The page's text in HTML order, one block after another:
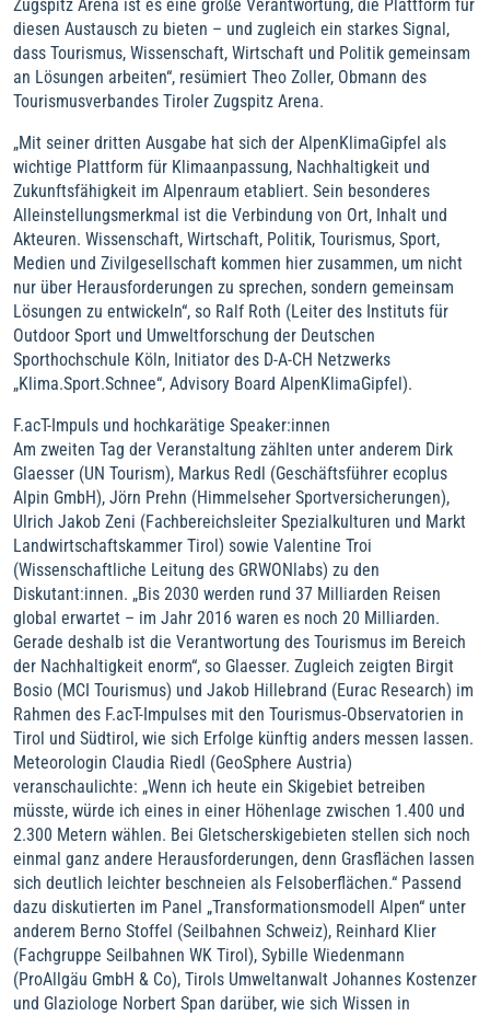
Zugspitz Arena ist es eine große Verantwortung, die Plattform für
diesen Austausch zu bieten – und zugleich ein starkes Signal,
dass Tourismus, Wissenschaft, Wirtschaft und Politik gemeinsam
an Lösungen arbeiten“, resümiert Theo Zoller, Obmann des
Tourismusverbandes Tiroler Zugspitz Arena.
„Mit seiner dritten Ausgabe hat sich der AlpenKlimaGipfel als
wichtige Plattform für Klimaanpassung, Nachhaltigkeit und
Zukunftsfähigkeit im Alpenraum etabliert. Sein besonderes
Alleinstellungsmerkmal ist die Verbindung von Ort, Inhalt und
Akteuren. Wissenschaft, Wirtschaft, Politik, Tourismus, Sport,
Medien und Zivilgesellschaft kommen hier zusammen, um nicht
nur über Herausforderungen zu sprechen, sondern gemeinsam
Lösungen zu entwickeln“, so Ralf Roth (Leiter des Instituts für
Outdoor Sport und Umweltforschung der Deutschen
Sporthochschule Köln, Initiator des D-A-CH Netzwerks
„Klima.Sport.Schnee“, Advisory Board AlpenKlimaGipfel).
F.acT-Impuls und hochkarätige Speaker:innen
Am zweiten Tag der Veranstaltung zählten unter anderem Dirk
Glaesser (UN Tourism), Markus Redl (Geschäftsführer ecoplus
Alpin GmbH), Jörn Prehn (Himmelseher Sportversicherungen),
Ulrich Jakob Zeni (Fachbereichsleiter Spezialkulturen und Markt
Landwirtschaftskammer Tirol) sowie Valentine Troi
(Wissenschaftliche Leitung des GRWONlabs) zu den
Diskutant:innen. „Bis 2030 werden rund 37 Milliarden Reisen
global erwartet – im Jahr 2016 waren es noch 20 Milliarden.
Gerade deshalb ist die Verantwortung des Tourismus im Bereich
der Nachhaltigkeit enorm“, so Glaesser. Zugleich zeigten Birgit
Bosio (MCI Tourismus) und Jakob Hillebrand (Eurac Research) im
Rahmen des F.acT-Impulses mit den Tourismus‑Observatorien in
Tirol und Südtirol, wie sich Erfolge künftig anders messen lassen.
Meteorologin Claudia Riedl (GeoSphere Austria)
veranschaulichte: „Wenn ich heute ein Skigebiet betreiben
müsste, würde ich eines in einer Höhenlage zwischen 1.400 und
2.300 Metern wählen. Bei Gletscherskigebieten stellen sich noch
einmal ganz andere Herausforderungen, denn Grasflächen lassen
sich deutlich leichter beschneien als Felsoberflächen.“ Passend
dazu diskutierten im Panel „Transformationsmodell Alpen“ unter
anderem Berno Stoffel (Seilbahnen Schweiz), Reinhard Klier
(Fachgruppe Seilbahnen WK Tirol), Sybille Wiedenmann
(ProAllgäu GmbH & Co), Tirols Umweltanwalt Johannes Kostenzer
und Glaziologe Norbert Span darüber, wie sich Wissen in